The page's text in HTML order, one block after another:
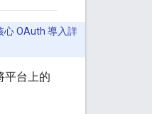
心 OAuth 導入詳
平台上的